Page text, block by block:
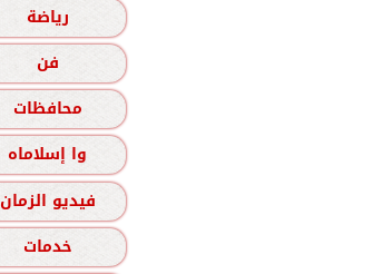
رياضة
فن
محافظات
وا إسلاماه
فيديو الزمان
خدمات